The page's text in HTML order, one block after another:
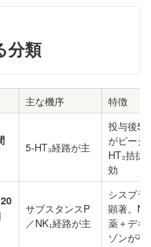
分類
主な機序 特徴
5-HT₃経路が主
投与後5
がピーク
HT₃拮抗
効
サブスタンスP
／NK₁経路が主
シスプラ
顕著。
薬＋デキ
ゾンが有